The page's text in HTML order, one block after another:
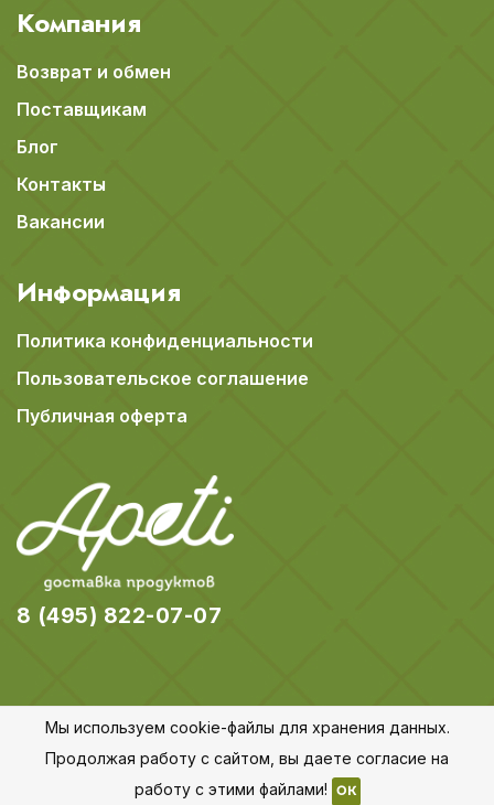
Компания
Возврат и обмен
Поставщикам
Блог
Контакты
Вакансии
Информация
Политика конфиденциальности
Пользовательское соглашение
Публичная оферта
8 (495) 822-07-07
© 2018-2026 Apeti.ru,Карта сайта
Мы используем cookie-файлы для хранения данных.
Продолжая работу с сайтом, вы даете согласие на
работу с этими файлами!
OK